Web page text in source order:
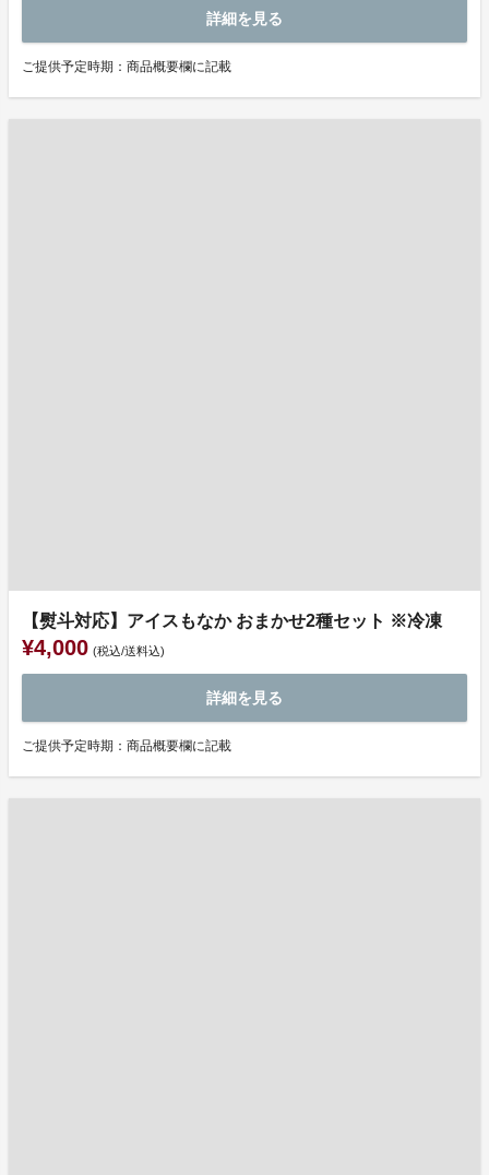
詳細を見る
ご提供予定時期：商品概要欄に記載
【熨斗対応】アイスもなか おまかせ2種セット ※冷凍
¥4,000 (税込/送料込)
詳細を見る
ご提供予定時期：商品概要欄に記載